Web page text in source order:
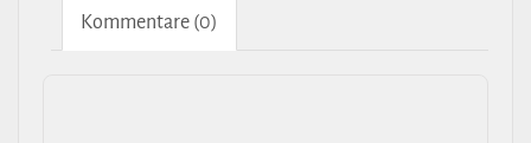
Kom­men­tare (0)